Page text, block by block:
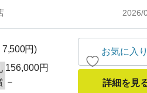
2026/
7,500円)
156,000円
－
お気に入
詳細を見